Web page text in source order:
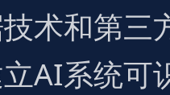
术和第三
AI系统可